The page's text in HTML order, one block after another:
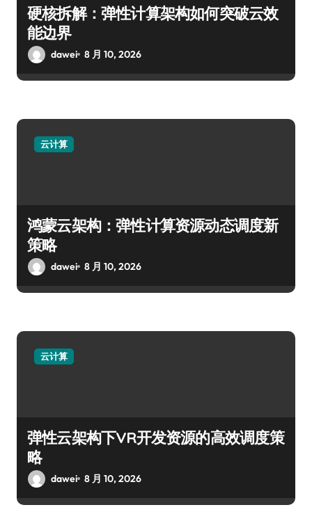
硬核拆解：弹性计算架构如何突破云效
能边界
dawei 8 月 10, 2026
云计算
鸿蒙云架构：弹性计算资源动态调度新
策略
dawei 8 月 10, 2026
云计算
弹性云架构下VR开发资源的高效调度策
略
dawei 8 月 10, 2026